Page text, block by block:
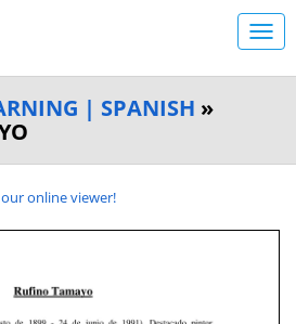
| SPANISH »
online viewer!